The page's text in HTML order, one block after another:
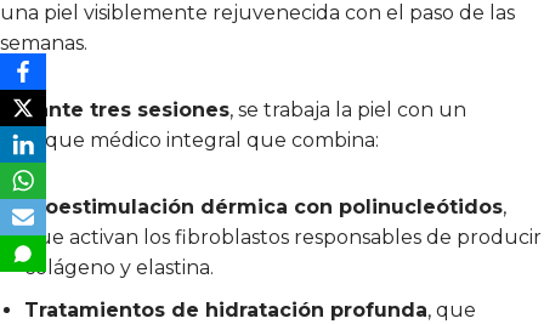
una piel visiblemente rejuvenecida con el paso de las
semanas.
Durante tres sesiones, se trabaja la piel con un
enfoque médico integral que combina:
Bioestimulación dérmica con polinucleótidos,
que activan los fibroblastos responsables de producir
colágeno y elastina.
Tratamientos de hidratación profunda, que